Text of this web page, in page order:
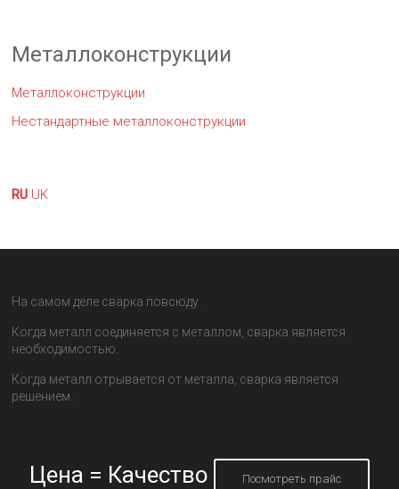
Металлоконструкции
Металлоконструкции
Нестандартные металлоконструкции
RU UK
На самом деле сварка повсюду.
Когда металл соединяется с металлом, сварка является
необходимостью.
Когда металл отрывается от металла, сварка является
решением.
Цена = Качество Посмотреть прайс